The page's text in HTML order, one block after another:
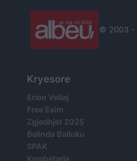
© 2003 -
Kryesore
Erion Veliaj
Free Esim
Zgjedhjet 2025
Belinda Balluku
SPAK
Kombëtarja